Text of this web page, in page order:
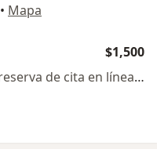
• Mapa
$1,500
Este especialista no ofrece reserva de cita en línea en esta dirección.